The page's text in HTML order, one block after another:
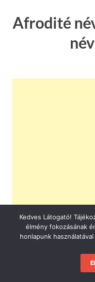
Afrodité
Kedves Látogató!
élmény fokozásának
honlapunk